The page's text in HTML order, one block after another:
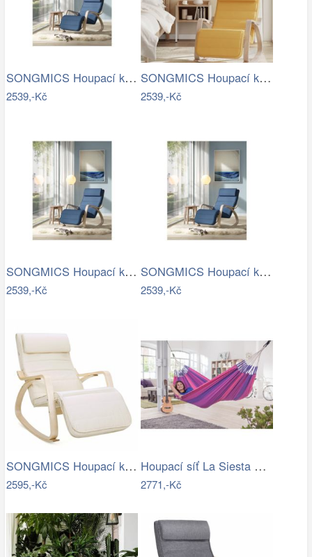
SONGMICS Houpací křeslo polstrované…
2539,-Kč
SONGMICS Houpací křeslo polstrované…
2539,-Kč
SONGMICS Houpací křeslo polstrované…
2539,-Kč
SONGMICS Houpací křeslo polstrované…
2539,-Kč
SONGMICS Houpací křeslo Ben béžové
2595,-Kč
Houpací síť La Siesta ORQUIDEA - IN
2771,-Kč